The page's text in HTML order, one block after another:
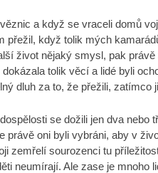
a když se vraceli domů
přežil, když tolik mých
život nějaký smysl, pak
tolik věcí a lidé byli
dluh za to, že přežili, zatímco
se dožili jen dva nebo
právě oni byli vybráni, aby v
zemřelí sourozenci tu
neumírají. Ale zase je mnoho